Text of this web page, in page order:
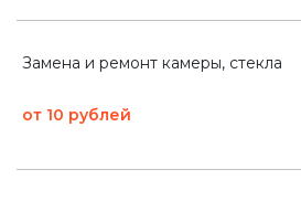
Замена и ремонт камеры, стекла
от 10 рублей